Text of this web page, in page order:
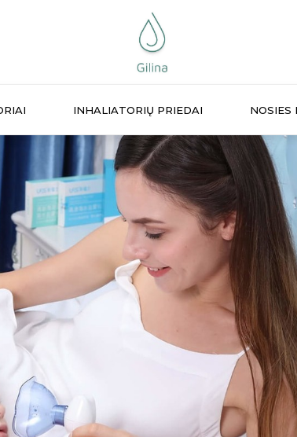
INHALIATORIŲ PRIEDAI NOSIES